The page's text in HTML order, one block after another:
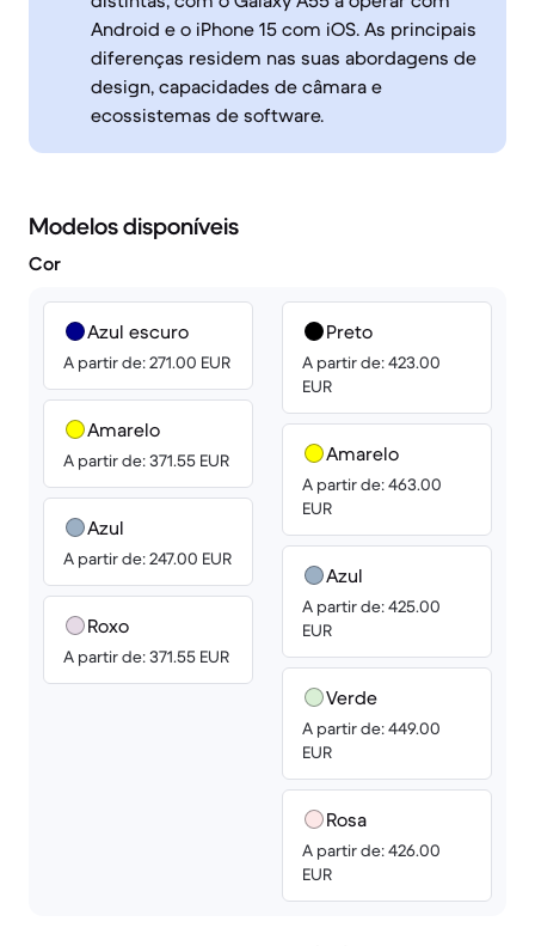
Android e o iPhone 15 com iOS. As principais
diferenças residem nas suas abordagens de
design, capacidades de câmara e
ecossistemas de software.
Modelos disponíveis
Cor
Azul escuro
A partir de: 271.00 EUR
Amarelo
A partir de: 371.55 EUR
Azul
A partir de: 247.00 EUR
Roxo
A partir de: 371.55 EUR
Preto
A partir de: 423.00
EUR
Amarelo
A partir de: 463.00
EUR
Azul
A partir de: 425.00
EUR
Verde
A partir de: 449.00
EUR
Rosa
A partir de: 426.00
EUR